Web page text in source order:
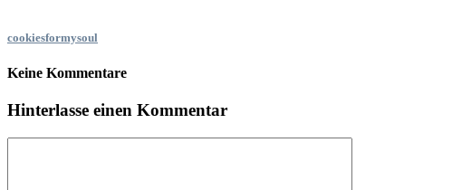
cookiesformysoul
Keine Kommentare
Hinterlasse einen Kommentar